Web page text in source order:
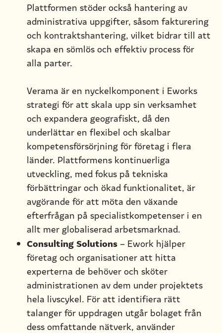
Plattformen stöder också hantering av
administrativa uppgifter, såsom fakturering
och kontraktshantering, vilket bidrar till att
skapa en sömlös och effektiv process för
alla parter.
Verama är en nyckelkomponent i Eworks
strategi för att skala upp sin verksamhet
och expandera geografiskt, då den
underlättar en flexibel och skalbar
kompetensförsörjning för företag i flera
länder. Plattformens kontinuerliga
utveckling, med fokus på tekniska
förbättringar och ökad funktionalitet, är
avgörande för att möta den växande
efterfrågan på specialistkompetenser i en
allt mer globaliserad arbetsmarknad.
Consulting Solutions – Ework hjälper
företag och organisationer att hitta
experterna de behöver och sköter
administrationen av dem under projektets
hela livscykel. För att identifiera rätt
talanger för uppdragen utgår bolaget från
dess omfattande nätverk, använder